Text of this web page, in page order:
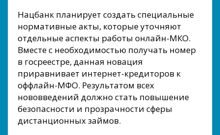
Нацбанк планирует создать специальные
нормативные акты, которые уточняют
отдельные аспекты работы онлайн-МКО.
Вместе с необходимостью получать номер
в госреестре, данная новация
приравнивает интернет-кредиторов к
оффлайн-МФО. Результатом всех
нововведений должно стать повышение
безопасности и прозрачности сферы
дистанционных займов.